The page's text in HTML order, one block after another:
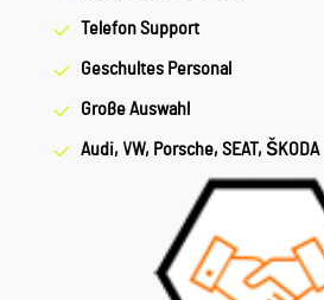
Telefon Support
Geschultes Personal
Große Auswahl
Audi, VW, Porsche, SEAT, ŠKODA